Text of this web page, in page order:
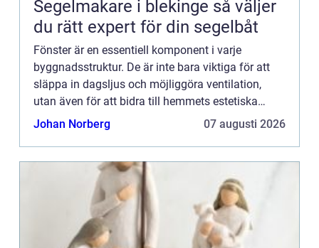
Segelmakare i blekinge så väljer
du rätt expert för din segelbåt
Fönster är en essentiell komponent i varje
byggnadsstruktur. De är inte bara viktiga för att
släppa in dagsljus och möjliggöra ventilation,
utan även för att bidra till hemmets estetiska
karaktär och ...
Johan Norberg 07 augusti 2026